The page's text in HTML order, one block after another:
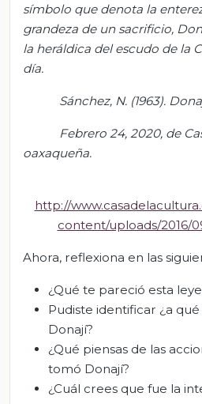
símbolo que denota la
grandeza de un sacrificio,
la heráldica del escudo de la
día.
Sánchez, N. (1963).
Febrero 24, 2020, de
oaxaqueña.
http://
content/uploads/2016/
Ahora, reflexiona en las
¿Qué te pareció esta
Pudiste identificar ¿a
Donají?
¿Qué piensas de las
tomó Donají?
¿Cuál crees que fue la